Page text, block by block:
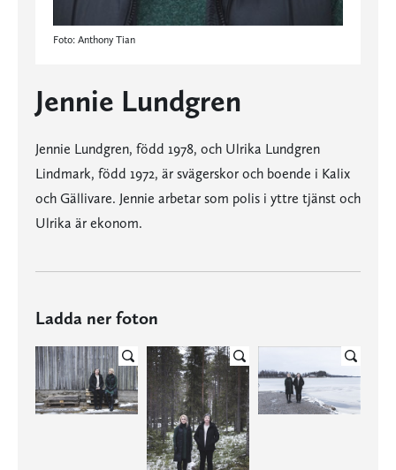
Foto: Anthony Tian
Jennie Lundgren
Jennie Lundgren, född 1978, och Ulrika Lundgren
Lindmark, född 1972, är svägerskor och boende i Kalix
och Gällivare. Jennie arbetar som polis i yttre tjänst och
Ulrika är ekonom.
Ladda ner foton